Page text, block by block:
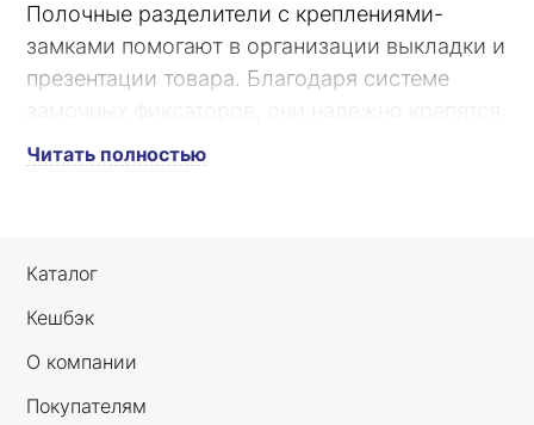
Полочные разделители с креплениями-
замками помогают в организации выкладки и
презентации товара. Благодаря системе
на специальные монтажные профили двух
Читать полностью
Каталог
Кешбэк
О компании
Покупателям